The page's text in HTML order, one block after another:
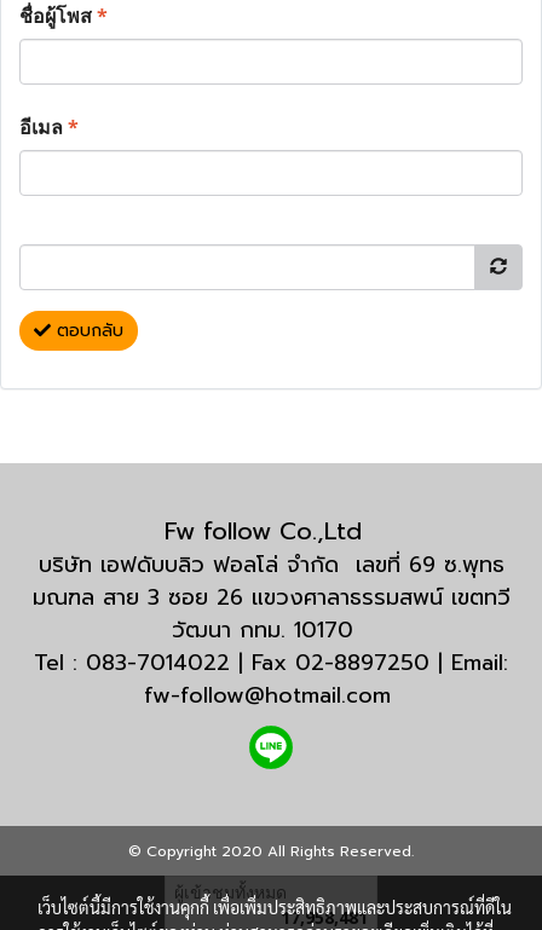
ชื่อผู้โพส*
อีเมล*
ตอบกลับ
Fw follow Co.,Ltd
บริษัท เอฟดับบลิว ฟอลโล่ จำกัด เลขที่ 69 ซ.พุทธ
มณฑล สาย 3 ซอย 26 แขวงศาลาธรรมสพน์ เขตทวี
วัฒนา กทม. 10170
Tel : 083-7014022 | Fax 02-8897250 | Email:
fw-follow@hotmail.com
© Copyright 2020 All Rights Reserved.
ผู้เข้าชมทั้งหมด
17,958,481
เว็บไซต์นี้มีการใช้งานคุกกี้ เพื่อเพิ่มประสิทธิภาพและประสบการณ์ที่ดีใน